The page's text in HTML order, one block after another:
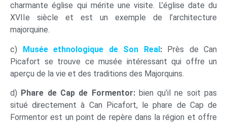
charmante église qui mérite une visite. L’église date du
XVIIe siècle et est un exemple de l’architecture
majorquine.
c) Musée ethnologique de Son Real:Près de Can
Picafort se trouve ce musée intéressant qui offre un
aperçu de la vie et des traditions des Majorquins.
d) Phare de Cap de Formentor: bien qu’il ne soit pas
situé directement à Can Picafort, le phare de Cap de
Formentor est un point de repère dans la région et offre